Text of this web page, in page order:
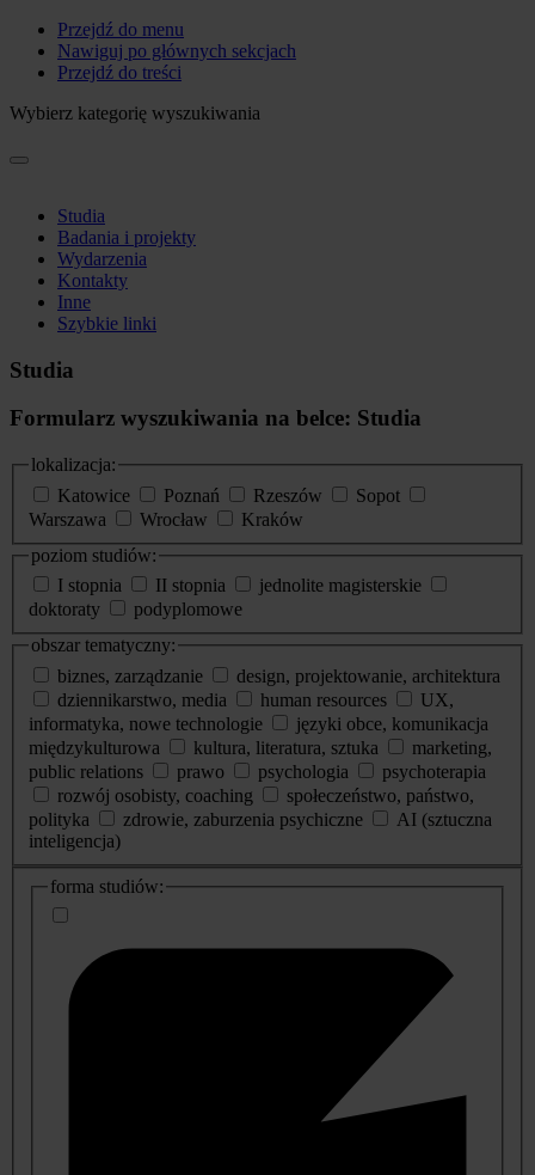
Przejdź do menu
Nawiguj po głównych sekcjach
Przejdź do treści
Wybierz kategorię wyszukiwania
Studia
Badania i projekty
Wydarzenia
Kontakty
Inne
Szybkie linki
Studia
Formularz wyszukiwania na belce: Studia
lokalizacja:
Katowice
Poznań Rzeszów
Sopot
Warszawa
Wrocław
Kraków
poziom studiów:
I stopnia
II stopnia
jednolite magisterskie
doktoraty
podyplomowe
obszar tematyczny:
biznes, zarządzanie
design, projektowanie, architektura
dziennikarstwo, media
human resources
UX,
informatyka, nowe technologie
języki obce, komunikacja
międzykulturowa
kultura, literatura, sztuka
marketing,
public relations
prawo psychologia
psychoterapia
rozwój osobisty, coaching
społeczeństwo, państwo,
polityka
zdrowie, zaburzenia psychiczne
AI (sztuczna
inteligencja)
dodatkowe
informacje
forma studiów: